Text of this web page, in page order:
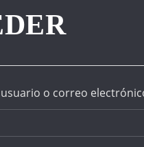
o correo